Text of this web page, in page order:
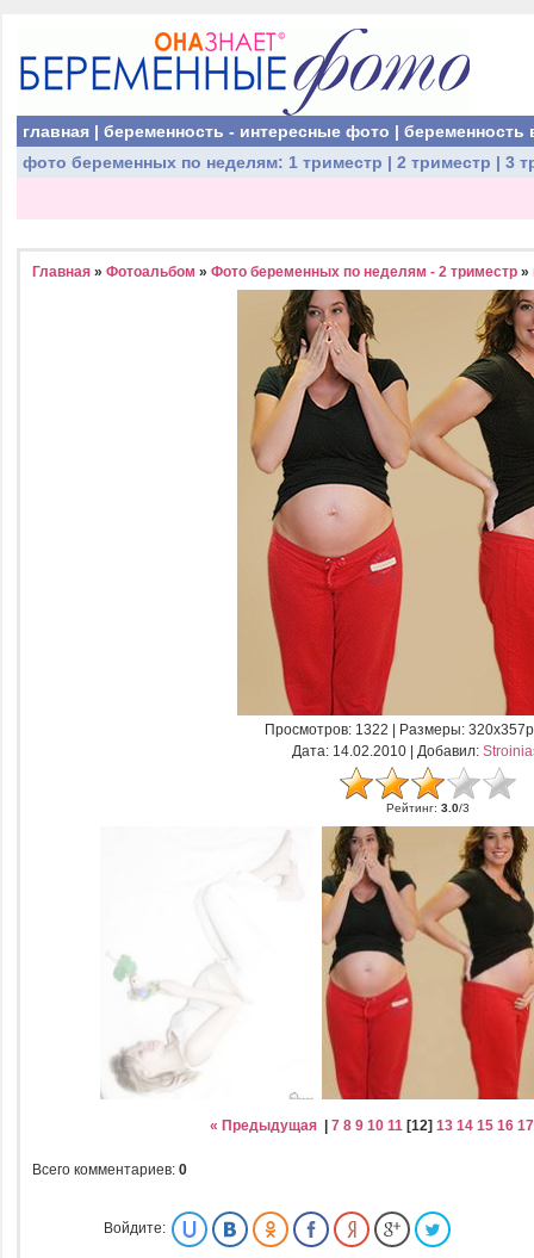
главная | беременность - интересные фото | беременность
фото беременных по неделям: 1 триместр | 2 триместр | 3
Главная » Фотоальбом » Фото беременных по неделям - 2 триместр »
Просмотров: 1322 | Размеры:
Дата: 14.02.2010 | Добавил:
Рейтинг: 3.0/3
« Предыдущая| 7 8 9 10 11[12] 13 14 15 16 17
Всего комментариев: 0
Войдите: